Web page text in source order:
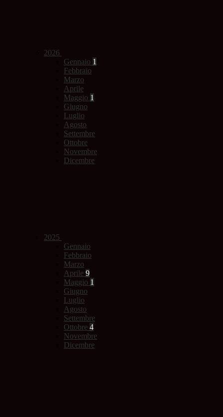
2026
Gennaio 1
Febbraio
Marzo
Aprile
Maggio 1
Giugno
Luglio
Agosto
Settembre
Ottobre
Novembre
Dicembre
2025
Gennaio
Febbraio
Marzo
Aprile 9
Maggio 1
Giugno
Luglio
Agosto
Settembre
Ottobre 4
Novembre
Dicembre